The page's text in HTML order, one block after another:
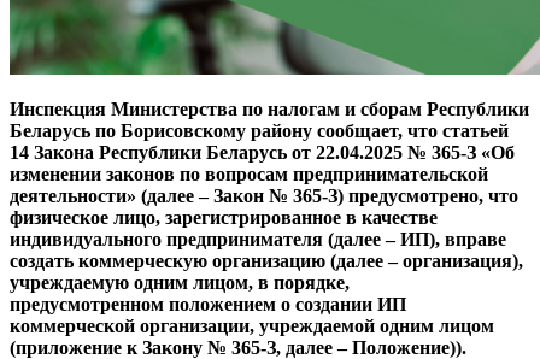
Инспекция Министерства по налогам и сборам Республики
Беларусь по Борисовскому району сообщает, что статьей
14 Закона Республики Беларусь от 22.04.2025 № 365-З «Об
изменении законов по вопросам предпринимательской
деятельности» (далее – Закон № 365-З) предусмотрено, что
физическое лицо, зарегистрированное в качестве
индивидуального предпринимателя (далее – ИП), вправе
создать коммерческую организацию (далее – организация),
учреждаемую одним лицом, в порядке,
предусмотренном положением о создании ИП
коммерческой организации, учреждаемой одним лицом
(приложение к Закону № 365-З, далее – Положение)).